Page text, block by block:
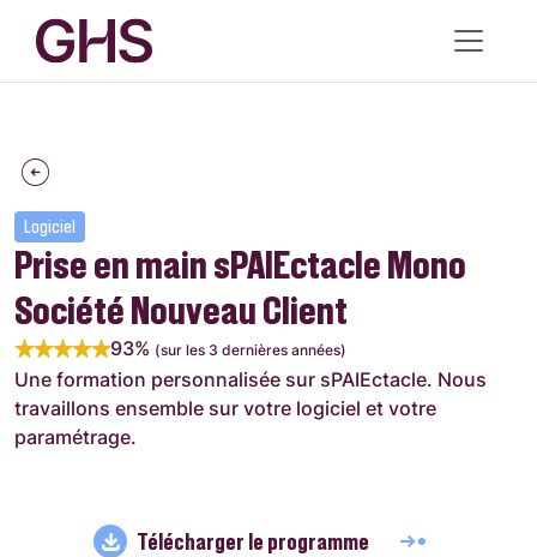
Logiciel
Prise en main sPAIEctacle Mono
Société Nouveau Client
93% (sur les 3 dernières années)
Une formation personnalisée sur sPAIEctacle. Nous
travaillons ensemble sur votre logiciel et votre
paramétrage.
Télécharger le programme